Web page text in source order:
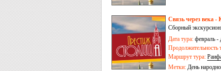
Связь через века -
Сборный
Дата тура: февраль -
Продолжительность
Маршрут тура:
Метки: День